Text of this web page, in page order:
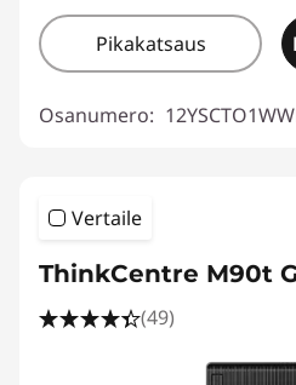
Pikakatsaus
Osanumero:
Vertaile
ThinkCentre M90t
(49)